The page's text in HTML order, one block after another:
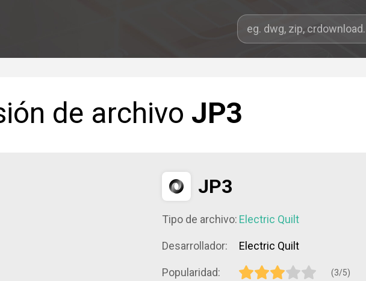
de archivo JP3
JP3
Tipo de archivo: Electric Quilt
Desarrollador: Electric Quilt
Popularidad: (3/5)